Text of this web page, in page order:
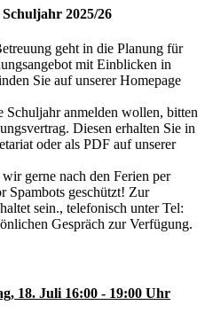
2025/26
geht in die Planung für
mit Einblicken in
Sie auf unserer Homepage
Schuljahr anmelden wollen, bitten
Diesen erhalten Sie in
oder als PDF auf unserer
gerne nach den Ferien per
Spambots geschützt! Zur
sein., telefonisch unter Tel:
Gespräch zur Verfügung.
18. Juli 16:00 - 19:00 Uhr